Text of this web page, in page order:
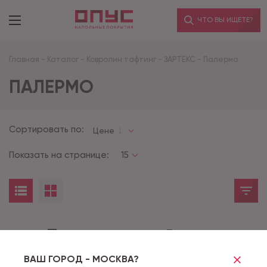
ВАШ ГОРОД - МОСКВА?
ЧТО ВЫ ИЩЕТЕ?
Главная - Каталог - Ковролин тафтинг - ЗАРТЕКС - Палермо
ПАЛЕРМО
Сортировать по: Цене
Показать на странице: 15
Товары не найдены